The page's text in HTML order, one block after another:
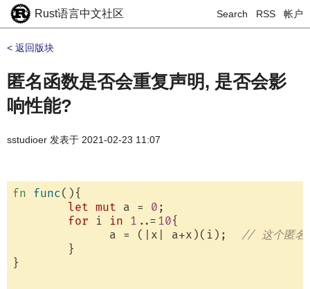
Rust语言中文社区 Search RSS 帐户
< 返回版块
匿名函数是否会重复声明, 是否会影
响性能?
sstudioer 发表于 2021-02-23 11:07
fn func(){
let mut a = 0 ;
for i in 1 ..= 10{
	      a = (|x| a+x)(i);
// 这个匿名
}